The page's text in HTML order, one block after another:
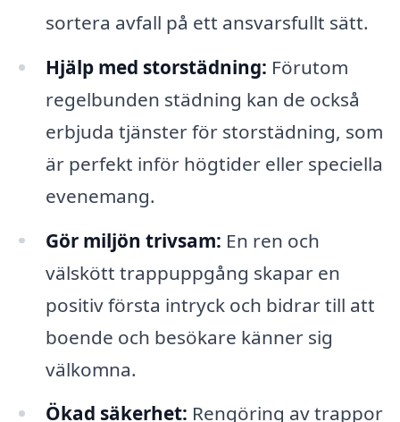
sortera avfall på ett ansvarsfullt sätt.
Hjälp med storstädning: Förutom
regelbunden städning kan de också
erbjuda tjänster för storstädning, som
är perfekt inför högtider eller speciella
evenemang.
Gör miljön trivsam: En ren och
välskött trappuppgång skapar en
positiv första intryck och bidrar till att
boende och besökare känner sig
välkomna.
Ökad säkerhet: Rengöring av trappor